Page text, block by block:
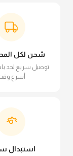
شحن لكل
توصيل سريع لحد
أسرع
استبدال